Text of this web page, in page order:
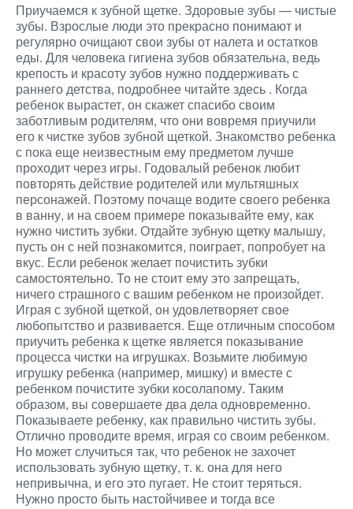
Приучаемся к зубной щетке. Здоровые зубы — чистые
зубы. Взрослые люди это прекрасно понимают и
регулярно очищают свои зубы от налета и остатков
еды. Для человека гигиена зубов обязательна, ведь
крепость и красоту зубов нужно поддерживать с
раннего детства, подробнее читайте здесь . Когда
ребенок вырастет, он скажет спасибо своим
заботливым родителям, что они вовремя приучили
его к чистке зубов зубной щеткой. Знакомство ребенка
с пока еще неизвестным ему предметом лучше
проходит через игры. Годовалый ребенок любит
повторять действие родителей или мультяшных
персонажей. Поэтому почаще водите своего ребенка
в ванну, и на своем примере показывайте ему, как
нужно чистить зубки. Отдайте зубную щетку малышу,
пусть он с ней познакомится, поиграет, попробует на
вкус. Если ребенок желает почистить зубки
самостоятельно. То не стоит ему это запрещать,
ничего страшного с вашим ребенком не произойдет.
Играя с зубной щеткой, он удовлетворяет свое
любопытство и развивается. Еще отличным способом
приучить ребенка к щетке является показывание
процесса чистки на игрушках. Возьмите любимую
игрушку ребенка (например, мишку) и вместе с
ребенком почистите зубки косолапому. Таким
образом, вы совершаете два дела одновременно.
Показываете ребенку, как правильно чистить зубы.
Отлично проводите время, играя со своим ребенком.
Но может случиться так, что ребенок не захочет
использовать зубную щетку, т. к. она для него
непривычна, и его это пугает. Не стоит теряться.
Нужно просто быть настойчивее и тогда все